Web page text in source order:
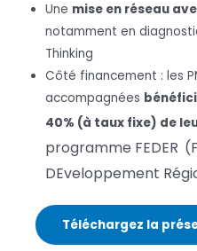
Une mise en réseau
notamment en
Thinking
Côté financement : les
accompagnées
40% (à taux fixe) de
programme FEDER
DEveloppement
Téléchargez la